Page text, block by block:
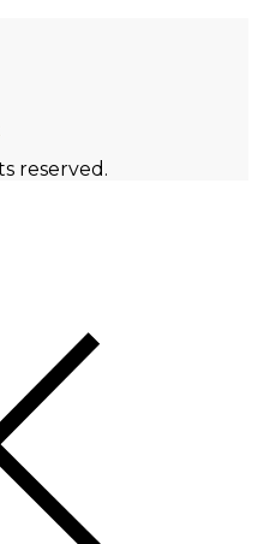
reserved.